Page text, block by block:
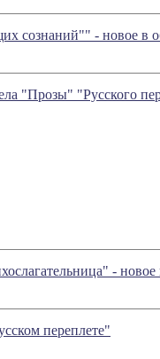
сознаний"" - новое в
"Прозы" "Русского
-
переплете"